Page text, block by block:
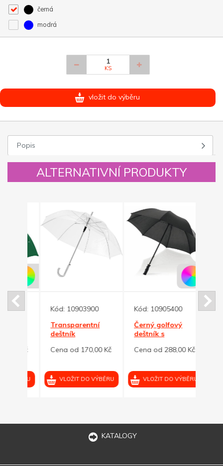
černá
modrá
KS
vložit do výběru
Popis
ALTERNATIVNÍ PRODUKTY
Kód:10903900
Transparentní
deštník
Cena od 170,00 Kč
VLOŽIT DO VÝBĚRU
Kód:10905400
Černý golfový
deštník s
rukojetí
Cena od 288,00 Kč
VLOŽIT DO VÝBĚRU
Kód:
KATALOGY